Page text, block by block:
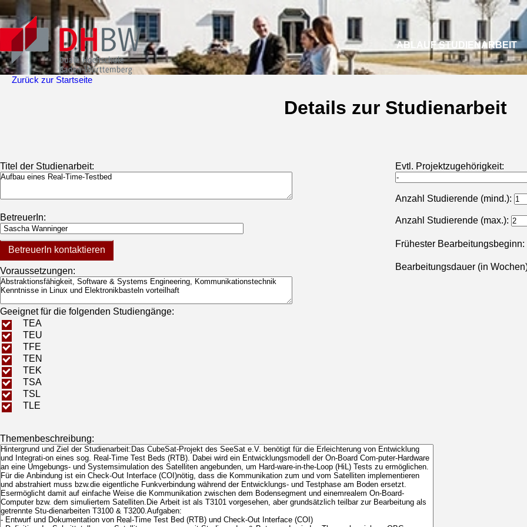
ABLAUF STUDIENARBEIT
Zurück zur Startseite
Details zur Studienarbeit
Titel der Studienarbeit:
BetreuerIn:
BetreuerIn kontaktieren
Voraussetzungen:
Evtl. Projektzugehörigkeit:
Anzahl Studierende (mind.):
Anzahl Studierende (max.):
Frühester Bearbeitungsbeginn:
Bearbeitungsdauer (in
Geeignet für die folgenden Studiengänge:
TEA
TEU
TFE
TEN
TEK
TSA
TSL
TLE
Themenbeschreibung: